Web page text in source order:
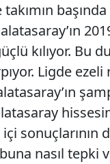
kılıyor. Bu
Ligde
içi
nasıl